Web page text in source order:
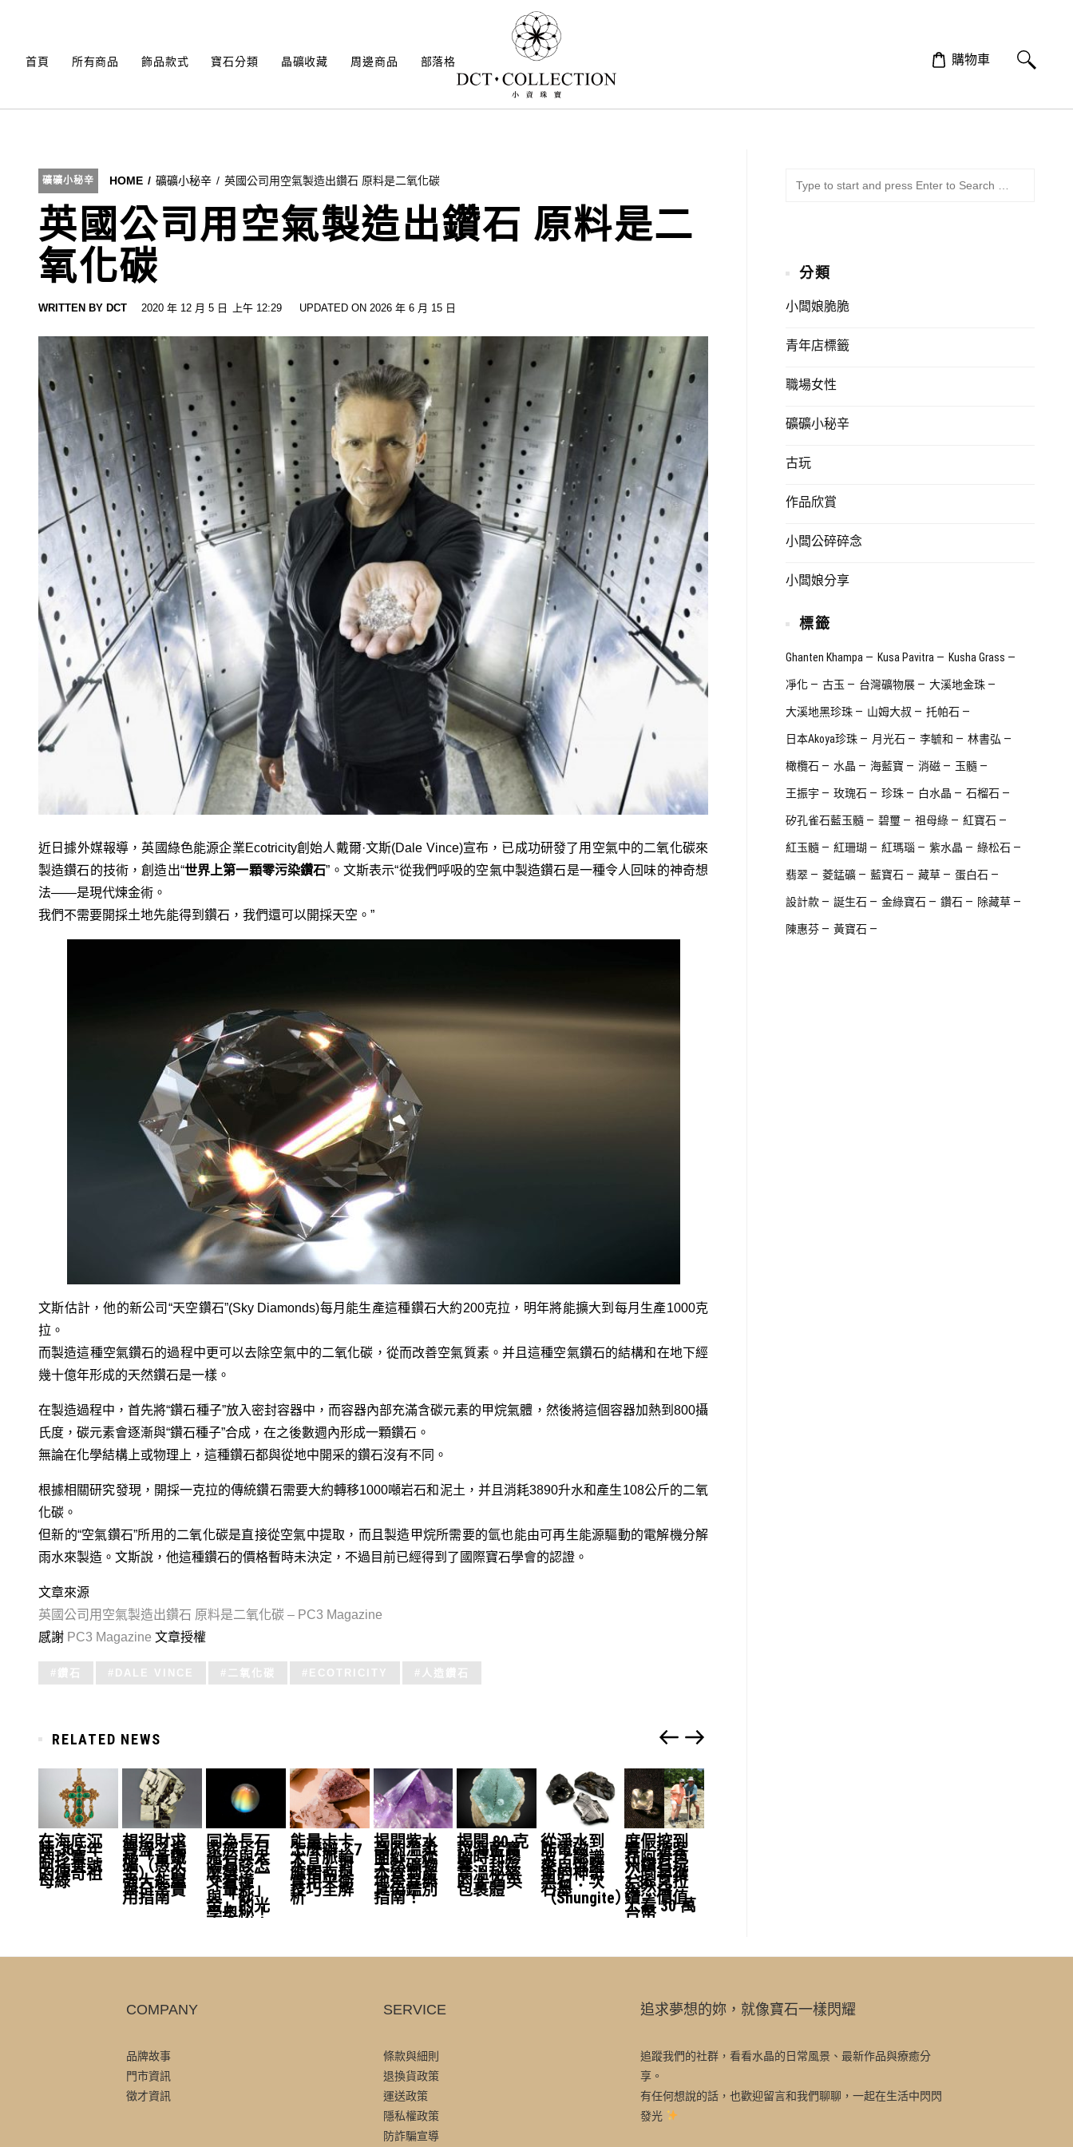
content
首頁 所有商品 飾品款式 寶石分類 晶礦收藏 周邊商品 部落格 購物車
礦礦小秘辛 HOME 礦礦小秘辛 英國公司用空氣製造出鑽石 原料是二氧化碳
英國公司用空氣製造出鑽石 原料是二
氧化碳
WRITTEN BY DCT 2020 年 12 月 5 日 上午 12:29 UPDATED ON 2026 年 6 月 15 日
近日據外媒報導，英國綠色能源企業Ecotricity創始人戴爾·文斯(Dale Vince)宣布，已成功研發了用空氣中的二氧化碳來
製造鑽石的技術，創造出“世界上第一顆零污染鑽石”。文斯表示“從我們呼吸的空氣中製造鑽石是一種令人回味的神奇想
法——是現代煉金術。
我們不需要開採土地先能得到鑽石，我們還可以開採天空。”
文斯估計，他的新公司“天空鑽石”(Sky Diamonds)每月能生產這種鑽石大約200克拉，明年將能擴大到每月生產1000克
拉。
而製造這種空氣鑽石的過程中更可以去除空氣中的二氧化碳，從而改善空氣質素。并且這種空氣鑽石的結構和在地下經
幾十億年形成的天然鑽石是一樣。
在製造過程中，首先將“鑽石種子”放入密封容器中，而容器內部充滿含碳元素的甲烷氣體，然後將這個容器加熱到800攝
氏度，碳元素會逐漸與“鑽石種子”合成，在之後數週內形成一顆鑽石。
無論在化學結構上或物理上，這種鑽石都與從地中開采的鑽石沒有不同。
根據相關研究發現，開採一克拉的傳統鑽石需要大約轉移1000噸岩石和泥土，并且消耗3890升水和產生108公斤的二氧
化碳。
但新的“空氣鑽石”所用的二氧化碳是直接從空氣中提取，而且製造甲烷所需要的氫也能由可再生能源驅動的電解機分解
雨水來製造。文斯說，他這種鑽石的價格暫時未決定，不過目前已經得到了國際寶石學會的認證。
文章來源
英國公司用空氣製造出鑽石 原料是二氧化碳 – PC3 Magazine
感謝 PC3 Magazine 文章授權
Tagged
鑽石 DALE VINCE 二氧化碳 ECOTRICITY 人造鑽石
RELATED NEWS
在海底沉
睡 363 年
的珍寶：
阿托查號
的傳奇祖
母綠
想招財求
豐盛？揭
秘「黃鐵
礦（愚人
金）」的
強大能量
與日常實
用指南
同為長石
家族，月
光石與太
陽石該怎
麼選？一
文看懂
「暈彩」
與「砂
金」的光
學奧秘！
能量卡卡
怎麼辦？7
大「脈輪
水晶」對
應指南與
實用平衡
技巧全解
析
揭開紫水
晶的溫柔
面紗：從
天然礦物
本質到產
地差異與
真偽鑑別
指南！
揭開 80 克
拉海藍寶
的時光膠
囊：封存
高溫秘密
的 β-石英
包裹體
從淨水到
防電磁
波？認識
來自俄羅
斯的神奇
黑石：次
石墨
（Shungite）
度假挖到
寶！遊客
在阿肯色
州鑽石坑
公園尋獲
3.36 克拉
天然白
鑽，價值
上看 30 萬
台幣
分類
小闆娘脆脆
青年店標籤
職場女性
礦礦小秘辛
古玩
作品欣賞
小闆公碎碎念
小闆娘分享
標籤
Ghanten Khampa Kusa Pavitra Kusha Grass
凈化 古玉 台灣礦物展 大溪地金珠
大溪地黑珍珠 山姆大叔 托帕石
日本Akoya珍珠 月光石 李毓和 林書弘
橄欖石 水晶 海藍寶 消磁 玉髓
王振宇 玫瑰石 珍珠 白水晶 石榴石
矽孔雀石藍玉髓 碧璽 祖母綠 紅寶石
紅玉髓 紅珊瑚 紅瑪瑙 紫水晶 綠松石
翡翠 菱錳礦 藍寶石 藏草 蛋白石
設計款 誕生石 金綠寶石 鑽石 除藏草
陳惠芬 黃寶石
COMPANY
品牌故事
門市資訊
徵才資訊
SERVICE
條款與細則
退換貨政策
運送政策
隱私權政策
防詐騙宣導
追求夢想的妳，就像寶石一樣閃耀
追蹤我們的社群，看看水晶的日常風景、最新作品與療癒分
享。
有任何想說的話，也歡迎留言和我們聊聊，一起在生活中閃閃
發光